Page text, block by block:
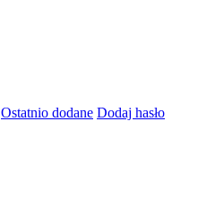
Ostatnio dodane Dodaj hasło